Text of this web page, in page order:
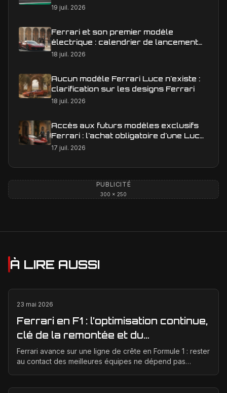
éditoriale qui raconte la course
19 juil. 2026
Ferrari et son premier modèle
électrique : calendrier de lancement
en Europe
18 juil. 2026
Aucun modèle Ferrari Luce n'existe :
clarification sur les designs Ferrari
18 juil. 2026
Accès aux futurs modèles exclusifs
Ferrari : l'achat obligatoire d'une Luce
est-il une réalité ?
17 juil. 2026
PUBLICITÉ
300 × 250
À LIRE AUSSI
23 mai 2026
Ferrari en F1 : l’optimisation continue,
clé de la remontée et du
développement moteur
Ferrari avance sur une ligne de crête en Formule 1 : rester
au contact des meilleures équipes ne dépend pas